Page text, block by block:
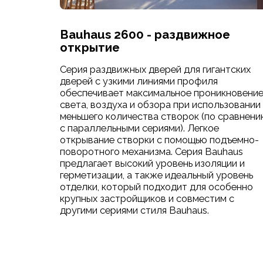
Bauhaus 2600 - раздвижное
открытие
Серия раздвижных дверей для гигантских
дверей с узкими линиями профиля
обеспечивает максимальное проникновение
света, воздуха и обзора при использовании
меньшего количества створок (по
с параллельными сериями). Легкое
открывание створки с помощью подъемно-
поворотного механизма. Серия Bauhaus
предлагает высокий уровень изоляции и
герметизации, а также идеальный уровень
отделки, который подходит для особенно
крупных застройщиков и совместим с
другими сериями стиля Bauhaus.